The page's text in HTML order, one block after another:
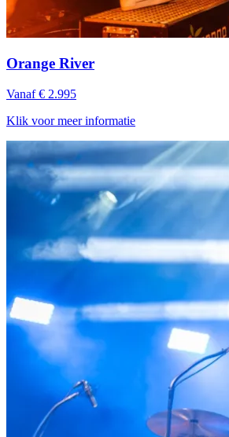
Orange River
Vanaf € 2.995
Klik voor meer informatie